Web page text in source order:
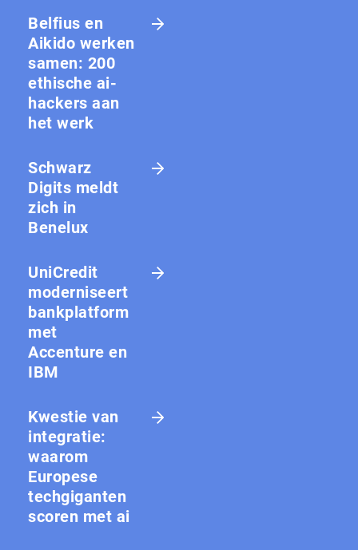
Belfius en
Aikido werken
samen: 200
ethische ai-
hackers aan
het werk
Schwarz
Digits meldt
zich in
Benelux
UniCredit
moderniseert
bankplatform
met
Accenture en
IBM
Kwestie van
integratie:
waarom
Europese
techgiganten
scoren met ai